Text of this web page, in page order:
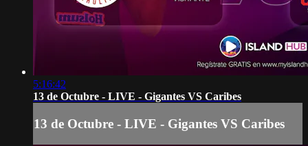
5:16:42
13 de Octubre - LIVE - Gigantes VS Caribes
13 de Octubre - LIVE - Gigantes VS Caribes